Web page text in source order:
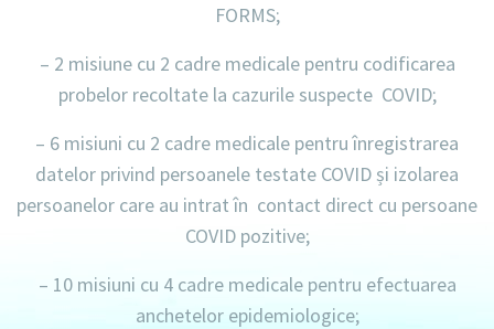
FORMS;
– 2 misiunecu 2 cadre medicale pentru codificarea
probelor recoltate la cazurile suspecte COVID;
– 6 misiuni cu 2 cadre medicale pentru înregistrarea
datelor privind persoanele testate COVID și izolarea
persoanelor care au intrat în contact direct cu persoane
COVID pozitive;
– 10 misiuni cu 4 cadre medicale pentru efectuarea
anchetelor epidemiologice;